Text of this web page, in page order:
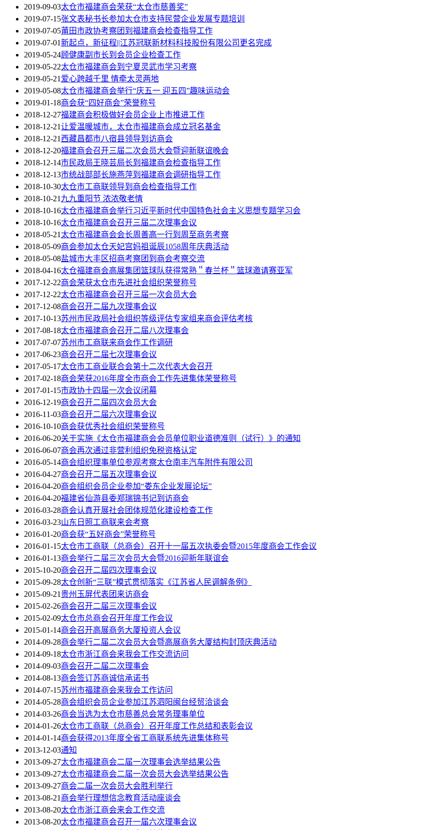
2019-09-03太仓市福建商会荣获“太仓市慈善奖”
2019-07-15张文表秘书长参加太仓市支持民营企业发展专题培训
2019-07-05莆田市政协考察团到福建商会检查指导工作
2019-07-01新起点，新征程||江苏冠联新材料科技股份有限公司更名完成
2019-05-24顾健康副市长到会员企业检查工作
2019-05-22太仓市福建商会到宁夏灵武市学习考察
2019-05-21爱心跨越千里 情牵太灵两地
2019-05-08太仓市福建商会举行“庆五一 迎五四”趣味运动会
2019-01-18商会获“四好商会”荣誉称号
2018-12-27福建商会积极做好会员企业上市推进工作
2018-12-21让爱温暖城市，太仓市福建商会成立冠名基金
2018-12-21西藏昌都市八宿县领导到访商会
2018-12-20福建商会召开三届二次会员大会暨迎新联谊晚会
2018-12-14市民政局王晓芸局长到福建商会检查指导工作
2018-12-13市统战部部长施燕萍到福建商会调研指导工作
2018-10-30太仓市工商联领导到商会检查指导工作
2018-10-21九九重阳节 浓浓敬老情
2018-10-16太仓市福建商会举行习近平新时代中国特色社会主义思想专题学习会
2018-10-16太仓市福建商会召开三届二次理事会议
2018-05-21太仓市福建商会会长周善高一行到周至商务考察
2018-05-09商会参加太仓天妃宫妈祖诞辰1058周年庆典活动
2018-05-08盐城市大丰区招商考察团到商会考察交流
2018-04-16太仓福建商会高展集团篮球队获得常熟＂春兰杯＂篮球邀请赛亚军
2017-12-22商会荣获太仓市先进社会组织荣誉称号
2017-12-22太仓市福建商会召开三届一次会员大会
2017-12-08商会召开二届九次理事会议
2017-10-13苏州市民政局社会组织等级评估专家组来商会评估考核
2017-08-18太仓市福建商会召开二届八次理事会
2017-07-07苏州市工商联来商会作工作调研
2017-06-23商会召开二届七次理事会议
2017-05-17太仓市工商业联合会第十二次代表大会召开
2017-02-18商会荣获2016年度全市商会工作先进集体荣誉称号
2017-01-15市政协十四届一次会议闭幕
2016-12-19商会召开二届四次会员大会
2016-11-03商会召开二届六次理事会议
2016-10-10商会获优秀社会组织荣誉称号
2016-06-20关于实施《太仓市福建商会会员单位职业道德准则（试行）》的通知
2016-06-07商会再次通过非营利组织免税资格认定
2016-05-14商会组织理事单位参观考察太仓南丰汽车附件有限公司
2016-04-27商会召开二届五次理事会议
2016-04-20商会组织会员企业参加“娄东企业发展论坛”
2016-04-20福建省仙游县委郑瑞锦书记到访商会
2016-03-28商会认真开展社会团体规范化建设检查工作
2016-03-23山东日照工商联来会考察
2016-01-20商会获“五好商会”荣誉称号
2016-01-15太仓市工商联（总商会）召开十一届五次执委会暨2015年度商会工作会议
2016-01-13商会举行二届三次会员大会暨2016迎新年联谊会
2015-10-20商会召开二届四次理事会议
2015-09-28太仓创新“三联”模式贯彻落实《江苏省人民调解条例》
2015-09-21贵州玉屏代表团来访商会
2015-02-26商会召开二届三次理事会议
2015-02-09太仓市总商会召开年度工作会议
2015-01-14商会召开高展商务大厦投资人会议
2014-09-28商会举行二届二次会员大会暨高展商务大厦结构封顶庆典活动
2014-09-18太仓市浙江商会来我会工作交流访问
2014-09-03商会召开二届二次理事会
2014-08-13商会签订苏商诚信承诺书
2014-07-15苏州市福建商会来我会工作访问
2014-05-28商会组织会员企业参加江苏泗阳闽台经贸洽谈会
2014-03-26商会当选为太仓市慈善总会常务理事单位
2014-01-26太仓市工商联（总商会）召开年度工作总结和表彰会议
2014-01-14商会获得2013年度全省工商联系统先进集体称号
2013-12-03通知
2013-09-27太仓市福建商会二届一次理事会选举结果公告
2013-09-27太仓市福建商会二届一次会员大会选举结果公告
2013-09-27商会二届一次会员大会胜利举行
2013-08-21商会举行理想信念教育活动座谈会
2013-08-20太仓市浙江商会来会工作交流
2013-08-20太仓市福建商会召开一届六次理事会议